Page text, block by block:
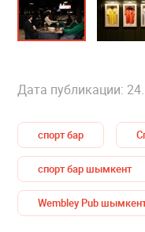
Дата публикации:
спорт бар
спорт бар шымкент
Wembley Pub